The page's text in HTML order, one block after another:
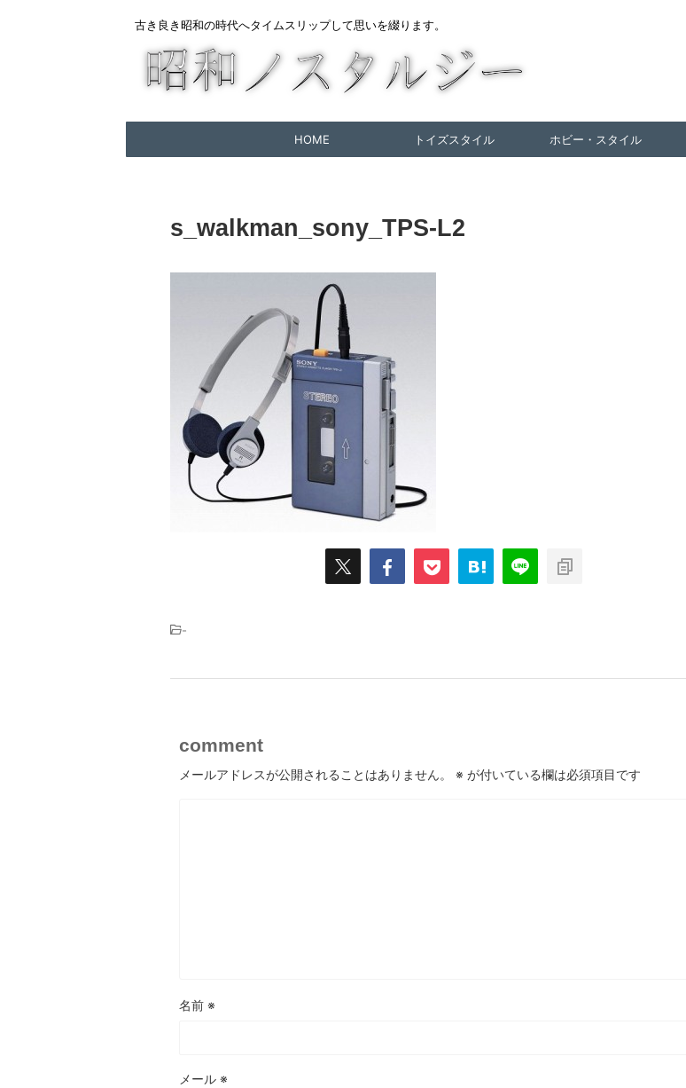
古き良き昭和の時代へタイムスリップして思いを綴ります。
HOME トイズスタイル ホビー・スタイル
s_walkman_sony_TPS-L2
-
comment
メールアドレスが公開されることはありません。 ※ が付いている欄は必須項目です
名前 ※
メール ※